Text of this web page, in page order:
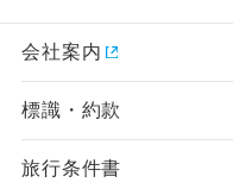
会社案内
標識・約款
旅行条件書